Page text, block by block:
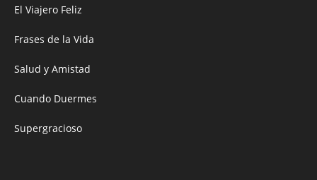
El Viajero Feliz
Frases de la Vida
Salud y Amistad
Cuando Duermes
Supergracioso